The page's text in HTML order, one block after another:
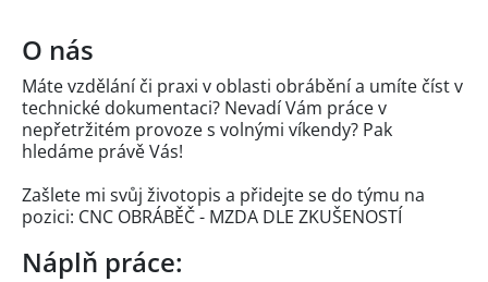
O nás
Máte vzdělání či praxi v oblasti obrábění a umíte číst v
technické dokumentaci? Nevadí Vám práce v
nepřetržitém provoze s volnými víkendy? Pak
hledáme právě Vás!
Zašlete mi svůj životopis a přidejte se do týmu na
pozici: CNC OBRÁBĚČ - MZDA DLE ZKUŠENOSTÍ
Náplň práce: